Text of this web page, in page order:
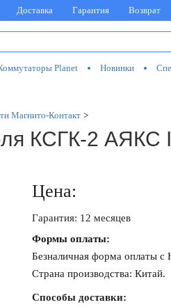
Доставка Гарантия Возврат
Planet Новинки
Магнито-Контакт >
КСГК-2 АЯКС
Цена:
Гарантия: 12 месяцев
Формы оплаты:
Безналичная форма оплаты
Страна производства: Китай.
Способы доставки: